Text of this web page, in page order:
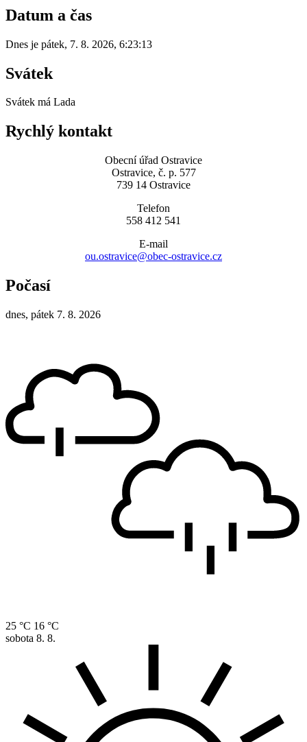
Datum a čas
Dnes je pátek, 7. 8. 2026, 6:23:13
Svátek
Svátek má Lada
Rychlý kontakt
Obecní úřad Ostravice
Ostravice, č. p. 577
739 14 Ostravice
Telefon
558 412 541
E-mail
ou.ostravice@obec-ostravice.cz
Počasí
dnes, pátek 7. 8. 2026
25 °C 16 °C
sobota 8. 8.